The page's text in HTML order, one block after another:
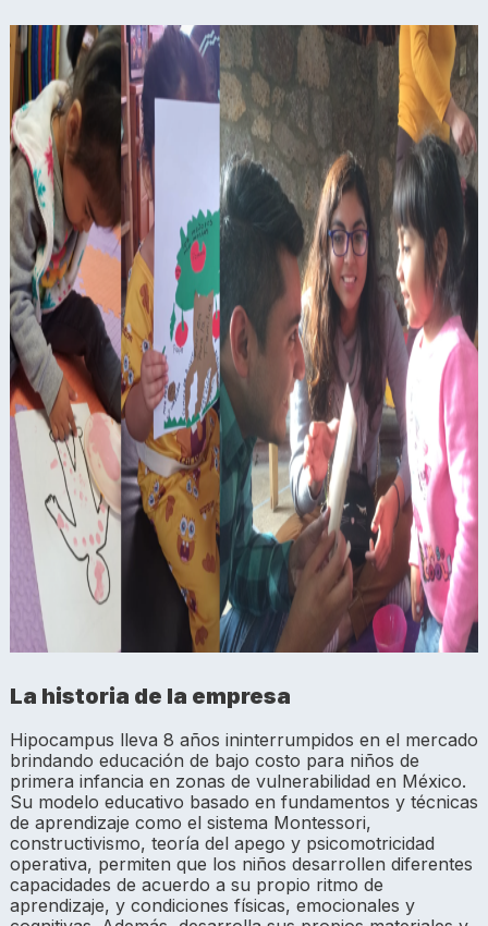
La historia de la empresa
Hipocampus lleva 8 años ininterrumpidos en el mercado
brindando educación de bajo costo para niños de
primera infancia en zonas de vulnerabilidad en México.
Su modelo educativo basado en fundamentos y técnicas
de aprendizaje como el sistema Montessori,
constructivismo, teoría del apego y psicomotricidad
operativa, permiten que los niños desarrollen diferentes
capacidades de acuerdo a su propio ritmo de
aprendizaje, y condiciones físicas, emocionales y